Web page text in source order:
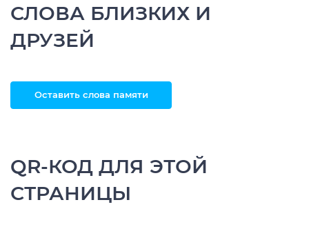
СЛОВА БЛИЗКИХ И
ДРУЗЕЙ
Оставить слова памяти
QR-КОД ДЛЯ ЭТОЙ
СТРАНИЦЫ